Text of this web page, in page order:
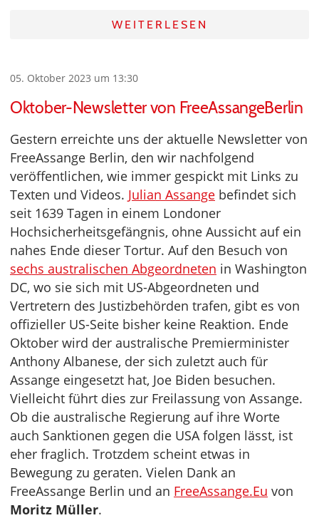
WEITERLESEN
05. Oktober 2023 um 13:30
Oktober-Newsletter von FreeAssangeBerlin
Gestern erreichte uns der aktuelle Newsletter von
FreeAssange Berlin, den wir nachfolgend
veröffentlichen, wie immer gespickt mit Links zu
Texten und Videos. Julian Assange befindet sich
seit 1639 Tagen in einem Londoner
Hochsicherheitsgefängnis, ohne Aussicht auf ein
nahes Ende dieser Tortur. Auf den Besuch von
sechs australischen Abgeordneten in Washington
DC, wo sie sich mit US-Abgeordneten und
Vertretern des Justizbehörden trafen, gibt es von
offizieller US-Seite bisher keine Reaktion. Ende
Oktober wird der australische Premierminister
Anthony Albanese, der sich zuletzt auch für
Assange eingesetzt hat, Joe Biden besuchen.
Vielleicht führt dies zur Freilassung von Assange.
Ob die australische Regierung auf ihre Worte
auch Sanktionen gegen die USA folgen lässt, ist
eher fraglich. Trotzdem scheint etwas in
Bewegung zu geraten. Vielen Dank an
FreeAssange Berlin und an FreeAssange.Eu von
Moritz Müller.